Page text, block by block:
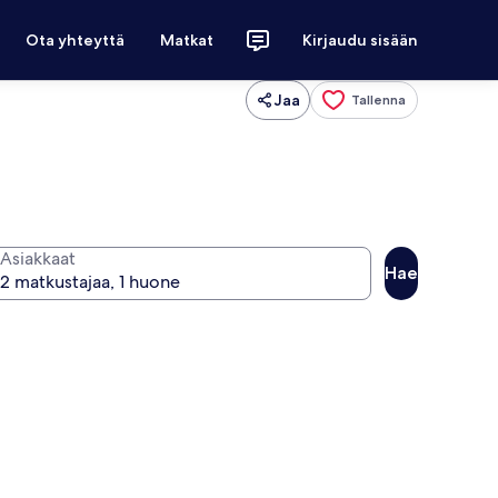
Ota yhteyttä Matkat Kirjaudu sisään
Jaa Tallenna
Asiakkaat
Hae